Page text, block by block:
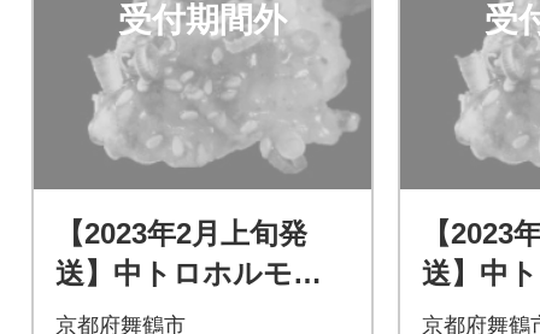
受付期間外
【2023年2月上旬発
送】中トロホルモン
西京味噌焼き 1.8kg
京都府舞鶴市
受
【2023
送】中
西京味
京都府舞鶴